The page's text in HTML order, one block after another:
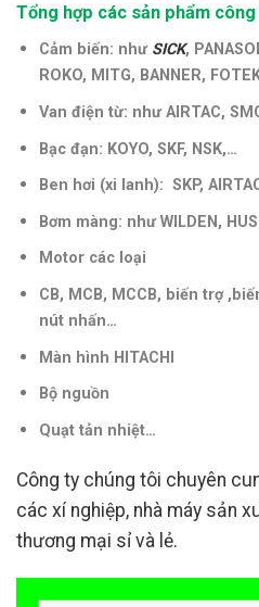
Tổng hợp các sản phẩm
Cảm biến: như SICK,
ROKO, MITG, BANNER,
Van điện từ: như AIRTAC,
Bạc đạn: KOYO, SKF, NSK,…
Ben hơi (xi lanh): SKP,
Bơm màng: như WILDEN,
Motor các loại
CB, MCB, MCCB, biến trợ
nút nhấn…
Màn hình HITACHI
Bộ nguồn
Quạt tản nhiệt…
Công ty chúng tôi chuyên
các xí nghiệp, nhà máy sản
thương mại sỉ và lẻ.